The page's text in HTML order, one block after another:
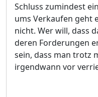
Schluss zumindest
ums Verkaufen geht
nicht. Wer will, dass
deren Forderungen
sein, dass man trotz
irgendwann vor